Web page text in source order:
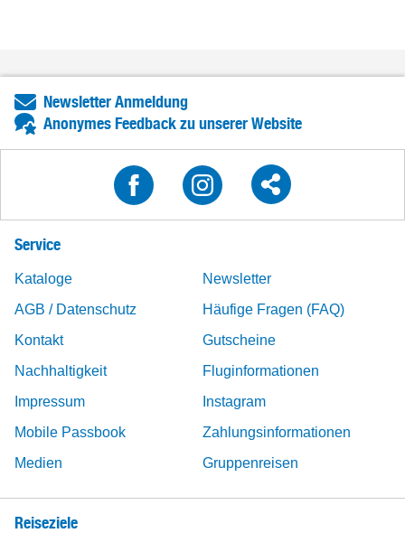
Newsletter Anmeldung
Anonymes Feedback zu unserer Website
Service
Kataloge
Newsletter
AGB / Datenschutz
Häufige Fragen (FAQ)
Kontakt
Gutscheine
Nachhaltigkeit
Fluginformationen
Impressum
Instagram
Mobile Passbook
Zahlungsinformationen
Medien
Gruppenreisen
Reiseziele